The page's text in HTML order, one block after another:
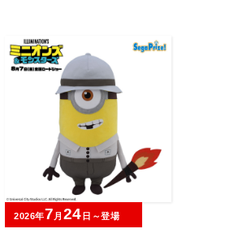
2026年7 月 24 日～登場